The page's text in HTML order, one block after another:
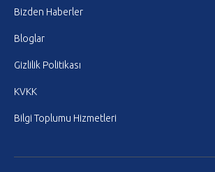
Bizden Haberler
Bloglar
Gizlilik Politikası
KVKK
Bilgi Toplumu Hizmetleri